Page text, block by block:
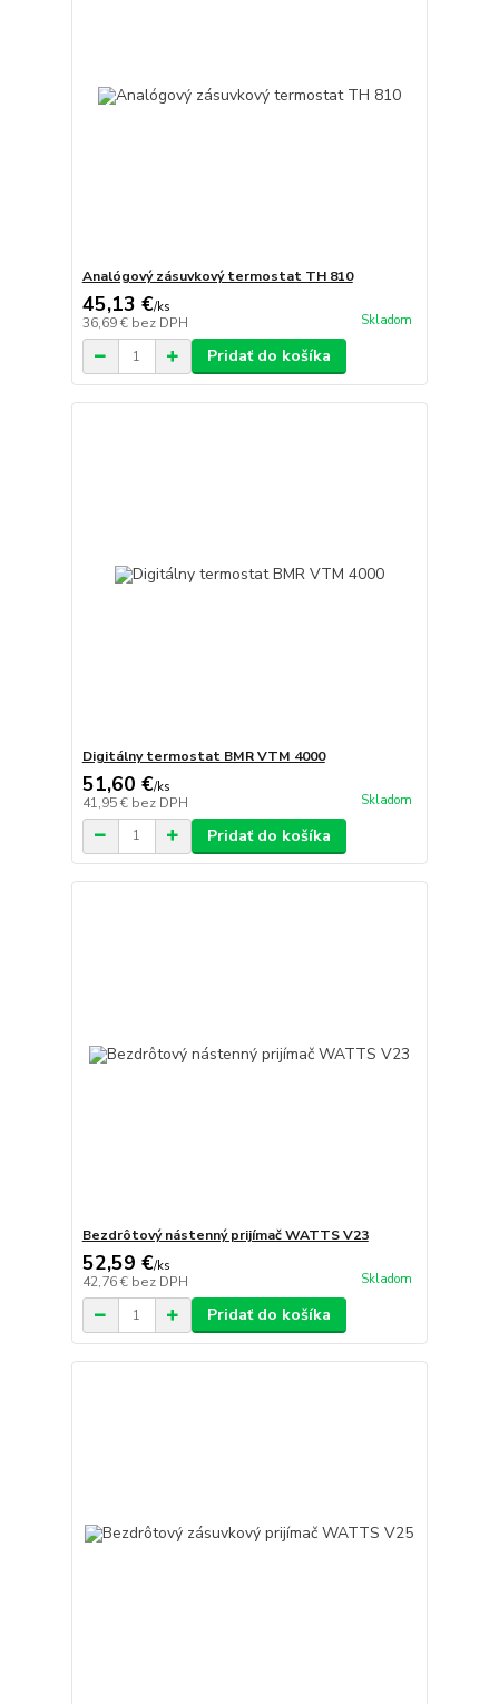
Analógový zásuvkový termostat TH 810
45,13 €/ks
36,69 € bez DPH Skladom
Pridať do košíka
Digitálny termostat BMR VTM 4000
51,60 €/ks
41,95 € bez DPH Skladom
Pridať do košíka
Bezdrôtový nástenný prijímač WATTS V23
52,59 €/ks
42,76 € bez DPH Skladom
Pridať do košíka